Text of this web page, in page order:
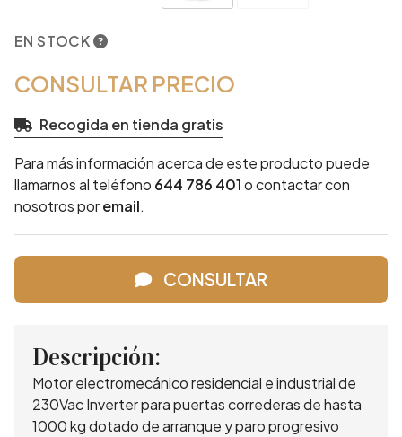
EN STOCK
CONSULTAR PRECIO
Recogida en tienda gratis
Para más información acerca de este producto puede
llamarnos al teléfono 644 786 401o contactar con
nosotros poremail.
CONSULTAR
Descripción:
Motor electromecánico residencial e industrial de
230Vac Inverter para puertas correderas de hasta
1000 kg dotado de arranque y paro progresivo